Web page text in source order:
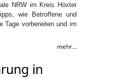
NRW im Kreis Höxter
wie Betroffene und
Tage vorbereiten und im
mehr...
in